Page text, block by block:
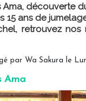
découverte
15 ans de
retrouvez nos
par Wa Sakura le
Ama